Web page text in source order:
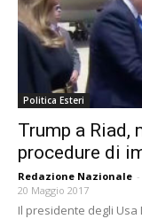
Politica Esteri
Trump a Riad,
procedure di
Redazione Nazionale -
20 Maggio 2017
Il presidente degli Usa